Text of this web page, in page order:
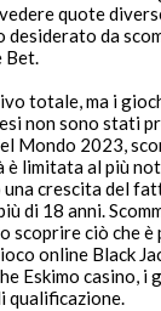
quote
desiderato da
Bet.
totale, ma i
non sono stati
Mondo 2023,
limitata al più
crescita del
di 18 anni.
scoprire ciò che è
online Black
Eskimo casino, i
qualificazione.